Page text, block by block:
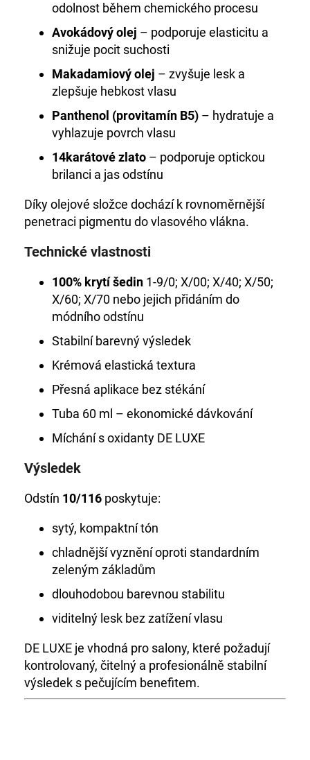
odolnost během chemického procesu
Avokádový olej – podporuje elasticitu a
snižuje pocit suchosti
Makadamiový olej – zvyšuje lesk a
zlepšuje hebkost vlasu
Panthenol (provitamín B5) – hydratuje a
vyhlazuje povrch vlasu
14karátové zlato – podporuje optickou
brilanci a jas odstínu
Díky olejové složce dochází k rovnoměrnější
penetraci pigmentu do vlasového vlákna.
Technické vlastnosti
100% krytí šedin 1-9/0; X/00; X/40; X/50;
X/60; X/70 nebo jejich přidáním do
módního odstínu
Stabilní barevný výsledek
Krémová elastická textura
Přesná aplikace bez stékání
Tuba 60 ml – ekonomické dávkování
Míchání s oxidanty DE LUXE
Výsledek
Odstín 10/116 poskytuje:
sytý, kompaktní tón
chladnější vyznění oproti standardním
zeleným základům
dlouhodobou barevnou stabilitu
viditelný lesk bez zatížení vlasu
DE LUXE je vhodná pro salony, které požadují
kontrolovaný, čitelný a profesionálně stabilní
výsledek s pečujícím benefitem.